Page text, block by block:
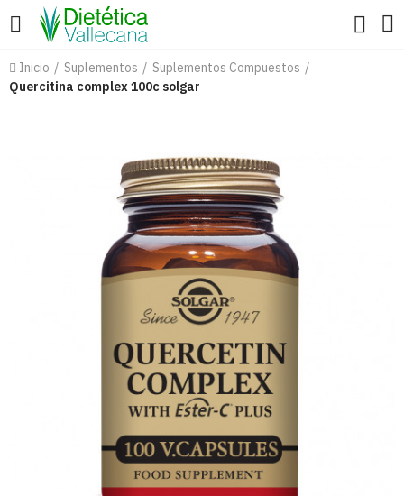
Inicio Suplementos
Suplementos Compuestos
Quercitina complex 100c solgar